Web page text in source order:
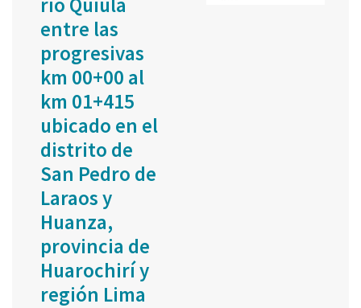
entre las
progresivas
km 00+00 al
km 01+415
ubicado en el
distrito de
San Pedro de
Laraos y
Huanza,
provincia de
Huarochirí y
región Lima